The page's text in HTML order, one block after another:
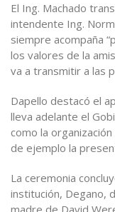
El Ing. Machado
intendente Ing.
siempre acompaña
los valores de la
va a transmitir a las
Dapello destacó el
lleva adelante el
como la
de ejemplo la
La ceremonia
institución, Degano,
madre de David